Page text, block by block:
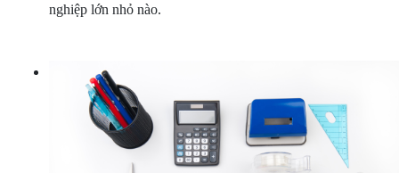
nghiệp lớn nhỏ nào.